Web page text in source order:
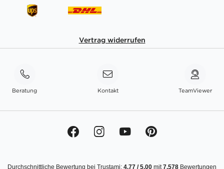
Vertrag widerrufen
Beratung Kontakt TeamViewer
Durchschnittliche Bewertung bei Trustami: 4.77 /5.00 mit7.578 Bewertungen